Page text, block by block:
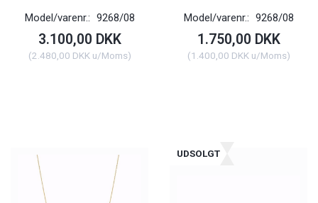
Model/varenr.: 9268/08
3.100,00 DKK
(2.480,00 DKKu/Moms)
Model/varenr.: 9268/08
1.750,00 DKK
(1.400,00 DKKu/Moms)
UDSOLGT